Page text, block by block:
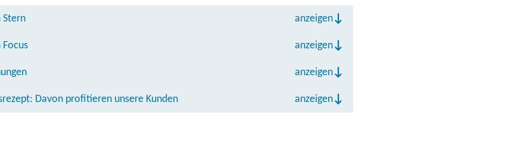
Stern anzeigen
Focus anzeigen
anzeigen
Davon profitieren unsere Kunden anzeigen